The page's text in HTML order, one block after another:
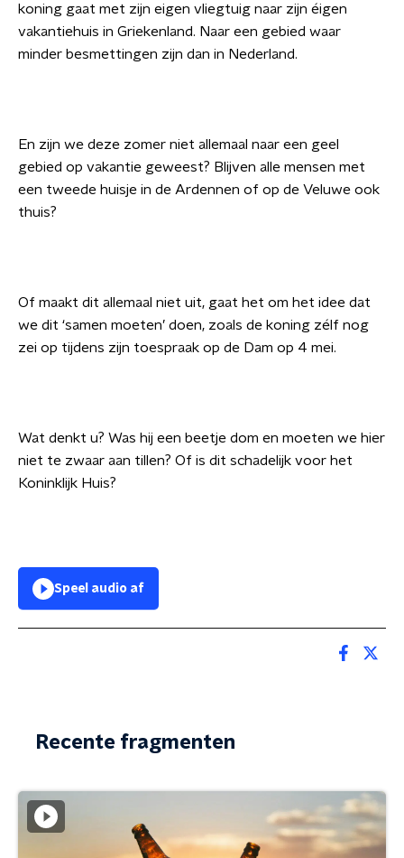
koning gaat met zijn eigen vliegtuig naar zijn éigen
vakantiehuis in Griekenland. Naar een gebied waar
minder besmettingen zijn dan in Nederland.
En zijn we deze zomer niet allemaal naar een geel
gebied op vakantie geweest? Blijven alle mensen met
een tweede huisje in de Ardennen of op de Veluwe ook
thuis?
Of maakt dit allemaal niet uit, gaat het om het idee dat
we dit ‘samen moeten’ doen, zoals de koning zélf nog
zei op tijdens zijn toespraak op de Dam op 4 mei.
Wat denkt u? Was hij een beetje dom en moeten we hier
niet te zwaar aan tillen? Of is dit schadelijk voor het
Koninklijk Huis?
Speel audio af
Recente fragmenten